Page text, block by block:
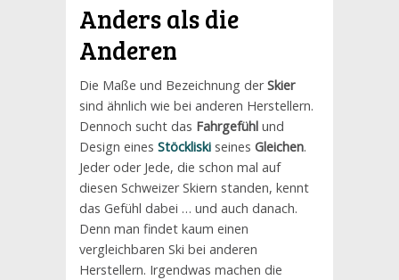
Anders als die
Anderen
Die Maße und Bezeichnung derSkier
sind ähnlich wie bei anderen Herstellern.
Dennoch sucht das Fahrgefühl und
Design eines Stöckliski seines Gleichen.
Jeder oder Jede, die schon mal auf
diesen Schweizer Skiern standen, kennt
das Gefühl dabei … und auch danach.
Denn man findet kaum einen
vergleichbaren Ski bei anderen
Herstellern. Irgendwas machen die